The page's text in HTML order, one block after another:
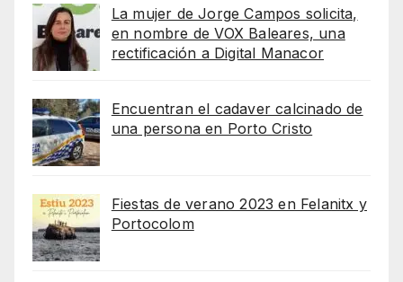
La mujer de Jorge Campos solicita,
en nombre de VOX Baleares, una
rectificación a Digital Manacor
Encuentran el cadaver calcinado de
una persona en Porto Cristo
Fiestas de verano 2023 en Felanitx y
Portocolom